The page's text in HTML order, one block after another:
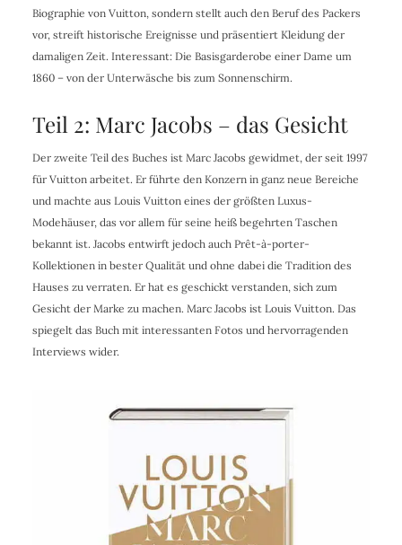
Biographie von Vuitton, sondern stellt auch den Beruf des Packers
vor, streift historische Ereignisse und präsentiert Kleidung der
damaligen Zeit. Interessant: Die Basisgarderobe einer Dame um
1860 – von der Unterwäsche bis zum Sonnenschirm.
Teil 2: Marc Jacobs – das Gesicht
Der zweite Teil des Buches ist Marc Jacobs gewidmet, der seit 1997
für Vuitton arbeitet. Er führte den Konzern in ganz neue Bereiche
und machte aus Louis Vuitton eines der größten Luxus-
Modehäuser, das vor allem für seine heiß begehrten Taschen
bekannt ist. Jacobs entwirft jedoch auch Prêt-à-porter-
Kollektionen in bester Qualität und ohne dabei die Tradition des
Hauses zu verraten. Er hat es geschickt verstanden, sich zum
Gesicht der Marke zu machen. Marc Jacobs ist Louis Vuitton. Das
spiegelt das Buch mit interessanten Fotos und hervorragenden
Interviews wider.